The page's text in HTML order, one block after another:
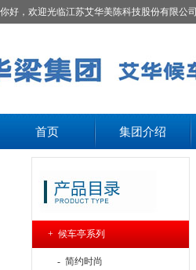
你好，欢迎光临江苏艾华美陈科技股份有限公司
首页 集团介绍
+ 候车亭系列
- 简约时尚